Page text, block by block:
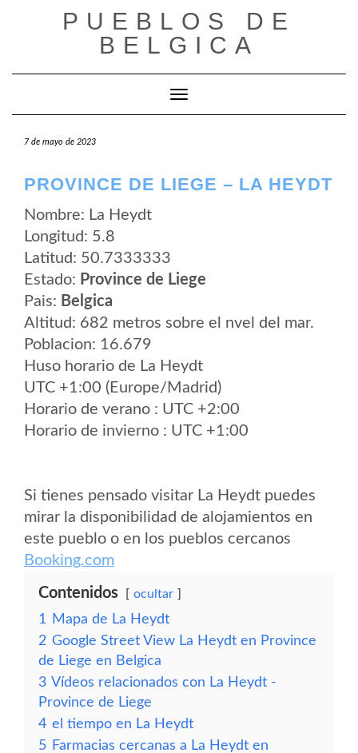
PUEBLOS DE
BELGICA
Cambiar modo de navegación
7 de mayo de 2023
PROVINCE DE LIEGE – LA HEYDT
Nombre: La Heydt
Longitud: 5.8
Latitud: 50.7333333
Estado: Province de Liege
Pais: Belgica
Altitud: 682 metros sobre el nvel del mar.
Poblacion: 16.679
Huso horario de La Heydt
UTC +1:00 (Europe/Madrid)
Horario de verano : UTC +2:00
Horario de invierno : UTC +1:00
Si tienes pensado visitar La Heydt puedes
mirar la disponibilidad de alojamientos en
este pueblo o en los pueblos cercanos
Booking.com
Contenidos ocultar
1
Mapa de La Heydt
2 Google Street View La Heydt en Province
de Liege en Belgica
3 Vídeos relacionados con La Heydt -
Province de Liege
4 el tiempo en La Heydt
5 Farmacias cercanas a La Heydt en